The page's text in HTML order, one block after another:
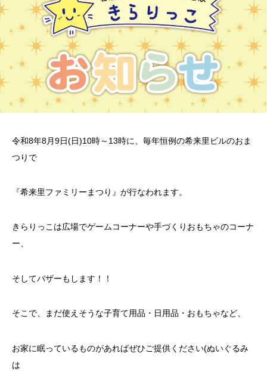
令和8年8月9日(日)10時～13時に、毎年恒例の希来里ビルのおま
つりで
『希来里ファミリーまつり』が行なわれます。
きらりっこは広場でゲームコーナーや手づくりおもちゃのコーナ
ー、
そしてバザーもします！！
そこで、まだ使えそうな子育て用品・日用品・おもちゃなど、
お家に眠っているものがあればぜひご提供ください(ぬいぐるみ
は